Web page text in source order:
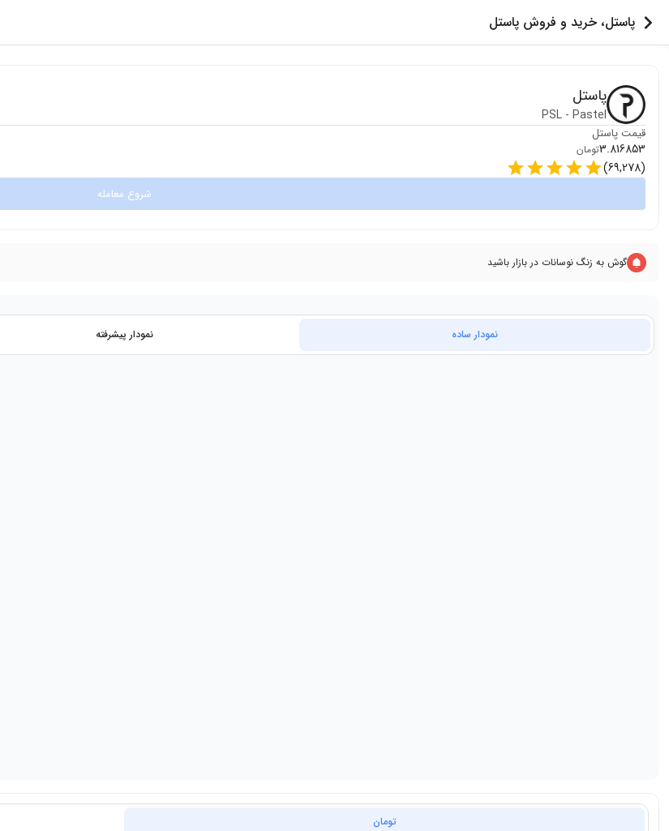
پاستل، خرید و فروش پاستل
پاستل
PSL - Pastel
قیمت پاستل
3.816853تومان
(
69,278
)
شروع معامله
گوش به زنگ نوسانات در بازار باشید
نمودار ساده نمودار پیشرفته
تومان